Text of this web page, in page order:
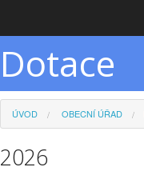
Dotace
ÚVOD OBECNÍ ÚŘAD
2026